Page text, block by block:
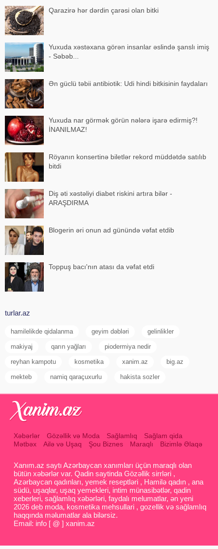
Qarazirə hər dərdin çarəsi olan bitki
Yuxuda xəstəxana görən insanlar əslində şanslı imiş
- Səbəb...
Ən güclü təbii antibiotik: Udi hindi bitkisinin faydaları
Yuxuda nar görmək görün nələrə işarə edirmiş?!
İNANILMAZ!
Röyanın konsertinə biletlər rekord müddətdə satılıb
bitdi
Diş əti xəstəliyi diabet riskini artıra bilər -
ARAŞDIRMA
Blogerin əri onun ad günündə vəfat etdib
Toppuş bacı'nın atası da vəfat etdi
turlar.az
hamilelikde qidalanma geyim dəbləri gelinlikler
makiyaj qarın yağları piodermiya nedir
reyhan kampotu kosmetika xanim.az big.az
mekteb namiq qaraçuxurlu hakista sozler
Xəbərlər Gözəllik və Moda Sağlamlıq
Sağlam qida
Mətbəx
Ailə və Uşaq Şou Biznes Maraqlı Bizimlə Əlaqə
Xanım.az saytı Azərbaycan xanımları üçün maraqlı olan
bütün xəbərlər var. Qadin saytinda Gözəllik sirrləri ,
Azərbaycan qadınları, yemek reseptləri , Hamilə qadın , ana
südü, uşaqlar, uşaq yemekleri, intim münasibətlər, qadin
xeberleri, sağlamlıq xəbərləri, faydalı melumatlar, ən yeni
2026 deb moda, kosmetika mehsullari , gozellik və sağlamlıq
haqqında məlumatlar ala bilərsiz.
Email: info [ @ ] xanim.az